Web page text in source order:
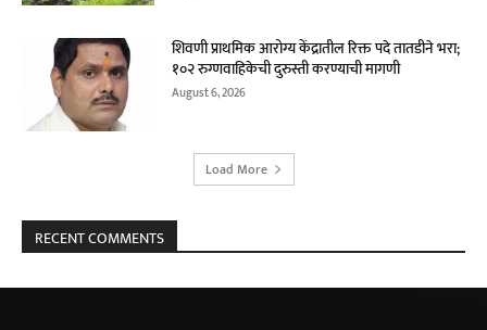
शिवणी प्राथमिक आरोग्य केंद्रातील रिक्त पदे तातडीने भरा;
१०२ रुग्णवाहिकेची दुरुस्ती करण्याची मागणी
August 6, 2026
Load More
RECENT COMMENTS